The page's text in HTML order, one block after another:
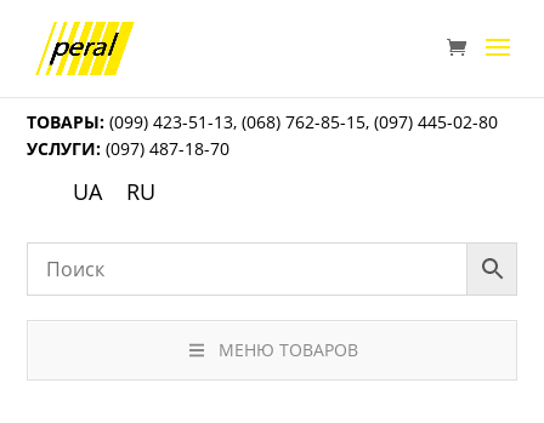
ТОВАРЫ: (099) 423-51-13,(068) 762-85-15,(097) 445-02-80
УСЛУГИ: (097) 487-18-70
UA RU
МЕНЮ ТОВАРОВ